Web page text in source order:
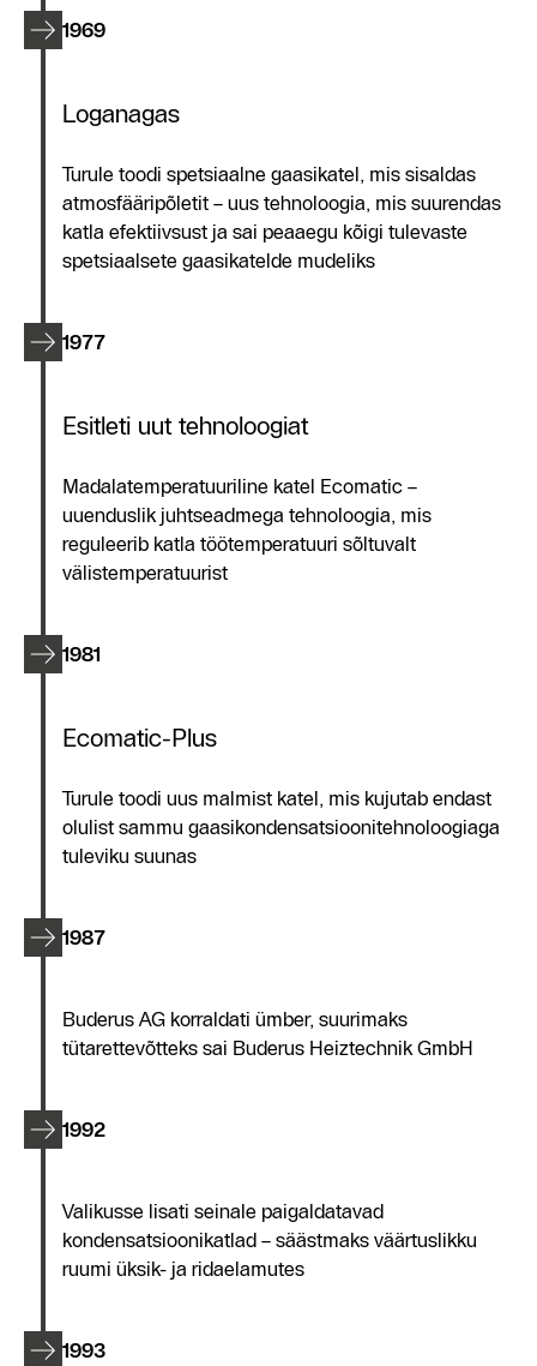
1969
Loganagas
Turule toodi spetsiaalne gaasikatel, mis sisaldas
atmosfääripõletit – uus tehnoloogia, mis suurendas
katla efektiivsust ja sai peaaegu kõigi tulevaste
spetsiaalsete gaasikatelde mudeliks
1977
Esitleti uut tehnoloogiat
Madalatemperatuuriline katel Ecomatic –
uuenduslik juhtseadmega tehnoloogia, mis
reguleerib katla töötemperatuuri sõltuvalt
välistemperatuurist
1981
Ecomatic-Plus
Turule toodi uus malmist katel, mis kujutab endast
olulist sammu gaasikondensatsioonitehnoloogiaga
tuleviku suunas
1987
Buderus AG korraldati ümber, suurimaks
tütarettevõtteks sai Buderus Heiztechnik GmbH
1992
Valikusse lisati seinale paigaldatavad
kondensatsioonikatlad – säästmaks väärtuslikku
ruumi üksik- ja ridaelamutes
1993